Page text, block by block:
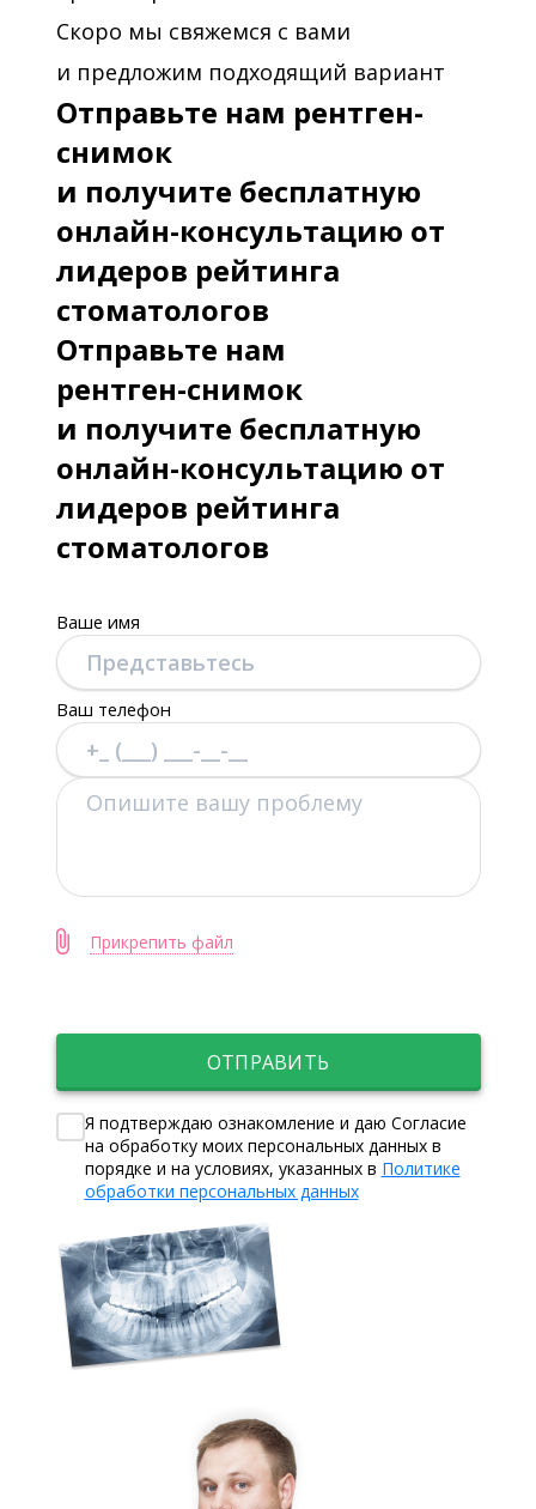
Скоро мы свяжемся с вами
и предложим подходящий вариант
Отправьте нам рентген-
снимок
и получите бесплатную
онлайн-консультацию от
лидеров рейтинга
стоматологов
Отправьте нам
рентген-снимок
и получите бесплатную
онлайн-консультацию от
лидеров рейтинга
стоматологов
Ваше имя
Ваш телефон
Прикрепить файл
ОТПРАВИТЬ
Я подтверждаю ознакомление и даю Согласие
на обработку моих персональных данных в
порядке и на условиях, указанных в Политике
обработки персональных данных